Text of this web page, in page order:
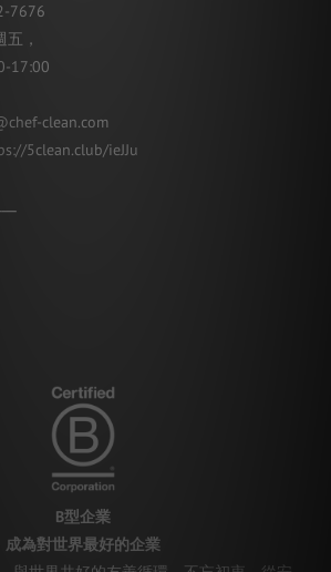
7676
五，
17:00
clean.com
5clean.club/ieJJu
B型企業
成為對世界最好的企業